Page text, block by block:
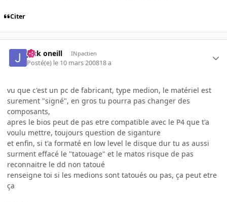
Citer
jack oneill INpactien
Posté(e) le 10 mars 200818 a
vu que c'est un pc de fabricant, type medion, le matériel est
surement "signé", en gros tu pourra pas changer des
composants,
apres le bios peut de pas etre compatible avec le P4 que t'a
voulu mettre, toujours question de siganture
et enfin, si t'a formaté en low level le disque dur tu as aussi
surment effacé le "tatouage" et le matos risque de pas
reconnaitre le dd non tatoué
renseigne toi si les medions sont tatoués ou pas, ça peut etre
ça